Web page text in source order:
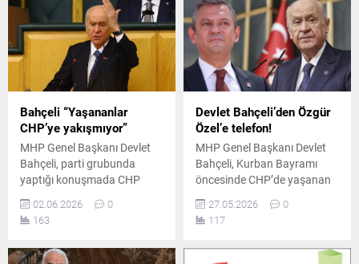
toplantısıyla duyurdu.
anamuhalefet partisinde
ortaya çıkan çift başlılığın
milli güvenliği ve toplumsal
huzuru tehdit edecek
boyutlara ulaştığını iddia etti.
Bahçeli “Yaşananlar
CHP’ye yakışmıyor”
MHP Genel Başkanı Devlet
Bahçeli, parti grubunda
yaptığı konuşmada CHP
bünyesinde yaşanan son
gelişmeleri sert bir dille
eleştirerek, mevcut sürecin
demokrasiye zarar verecek
02.06.2026
0
163
Devlet Bahçeli’den Özgür
Özel’e telefon!
MHP Genel Başkanı Devlet
Bahçeli, Kurban Bayramı
öncesinde CHP’de yaşanan
"mutlak butlan" krizinin iki
önemli aktörü Özgür Özel ve
Kemal Kılıçdaroğlu’nu peş
tebrik etti.
27.05.2026
0
117